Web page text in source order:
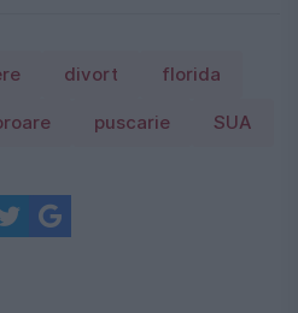
divort florida
puscarie SUA